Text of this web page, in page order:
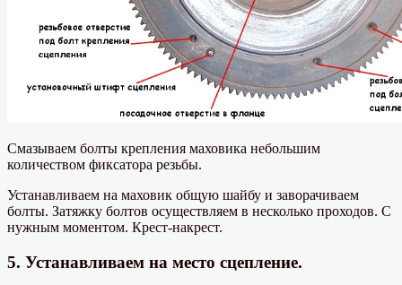
Смазываем болты крепления маховика небольшим
количеством фиксатора резьбы.
Устанавливаем на маховик общую шайбу и заворачиваем
болты. Затяжку болтов осуществляем в несколько проходов. С
нужным моментом. Крест-накрест.
5. Устанавливаем на место сцепление.